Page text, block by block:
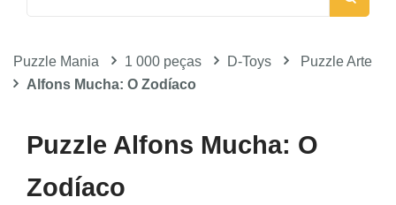
Puzzle Mania 1 000 peças D-Toys
Puzzle Arte
Alfons Mucha: O Zodíaco
Puzzle Alfons Mucha: O
Zodíaco